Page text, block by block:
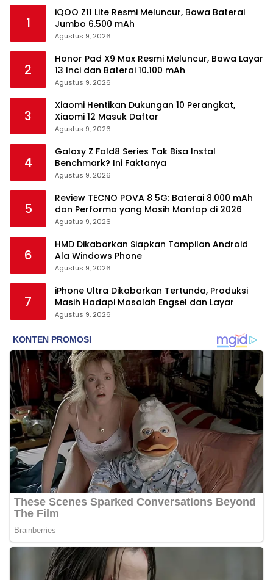
1
iQOO Z11 Lite Resmi Meluncur, Bawa Baterai
Jumbo 6.500 mAh
Agustus 9, 2026
2
Honor Pad X9 Max Resmi Meluncur, Bawa Layar
13 Inci dan Baterai 10.100 mAh
Agustus 9, 2026
3
Xiaomi Hentikan Dukungan 10 Perangkat,
Xiaomi 12 Masuk Daftar
Agustus 9, 2026
4
Galaxy Z Fold8 Series Tak Bisa Instal
Benchmark? Ini Faktanya
Agustus 9, 2026
5
Review TECNO POVA 8 5G: Baterai 8.000 mAh
dan Performa yang Masih Mantap di 2026
Agustus 9, 2026
6
HMD Dikabarkan Siapkan Tampilan Android
Ala Windows Phone
Agustus 9, 2026
7
iPhone Ultra Dikabarkan Tertunda, Produksi
Masih Hadapi Masalah Engsel dan Layar
Agustus 9, 2026